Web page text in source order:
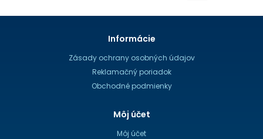
Informácie
Zásady ochrany osobných údajov
Reklamačný poriadok
Obchodné podmienky
Môj účet
Môj účet